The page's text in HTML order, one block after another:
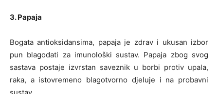
3. Papaja
Bogata antioksidansima, papaja je zdrav i ukusan izbor
pun blagodati za imunološki sustav. Papaja zbog svog
sastava postaje izvrstan saveznik u borbi protiv upala,
raka, a istovremeno blagotvorno djeluje i na probavni